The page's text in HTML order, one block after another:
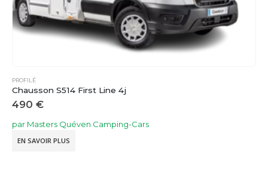
PROFILÉ
Chausson S514 First Line 4j
490 €
par Masters Quéven Camping-Cars
EN SAVOIR PLUS